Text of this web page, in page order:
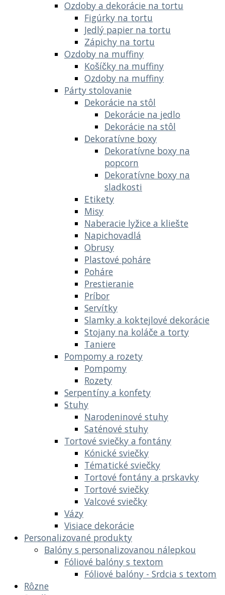
Ozdoby a dekorácie na tortu
Figúrky na tortu
Jedlý papier na tortu
Zápichy na tortu
Ozdoby na muffiny
Košíčky na muffiny
Ozdoby na muffiny
Párty stolovanie
Dekorácie na stôl
Dekorácie na jedlo
Dekorácie na stôl
Dekoratívne boxy
Dekoratívne boxy na
popcorn
Dekoratívne boxy na
sladkosti
Etikety
Misy
Naberacie lyžice a kliešte
Napichovadlá
Obrusy
Plastové poháre
Poháre
Prestieranie
Príbor
Servítky
Slamky a koktejlové dekorácie
Stojany na koláče a torty
Taniere
Pompomy a rozety
Pompomy
Rozety
Serpentíny a konfety
Stuhy
Narodeninové stuhy
Saténové stuhy
Tortové sviečky a fontány
Kónické sviečky
Tématické sviečky
Tortové fontány a prskavky
Tortové sviečky
Valcové sviečky
Vázy
Visiace dekorácie
Personalizované produkty
Balóny s personalizovanou nálepkou
Fóliové balóny s textom
Fóliové balóny - Srdcia s textom
Rôzne